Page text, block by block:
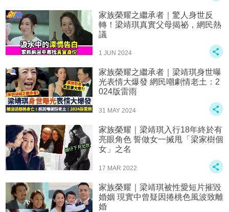
家族榮耀之繼承者｜驚人身世反
轉！梁靖琪真實父母揭祕，網民熱
議
1 JUN 2024
家族榮耀之繼承者｜梁靖琪身世曝
光表情大爆發 網民嘲劇情老土：2
024版雷雨
31 MAY 2024
家族榮耀｜梁靖琪入行18年終於有
亮眼角色 誓做女一搣甩「梁家樹個
女」之名
17 MAR 2022
家族榮耀｜梁靖琪被性愛短片摧毀
婚姻 現實中曾疑因捲桃色風波致離
婚